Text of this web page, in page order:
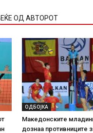
ОД АВТОРОТ
ОДБОЈКА
Македонските
дознаа противниците